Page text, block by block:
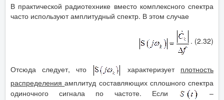
В практической радиотехнике вместо комплексного спектра
часто используют амплитудный спектр. В этом случае
. (2.32)
Отсюда следует, что характеризует плотность
распределенияамплитуд составляющих сплошного спектра
одиночного сигнала по частоте. Если
–